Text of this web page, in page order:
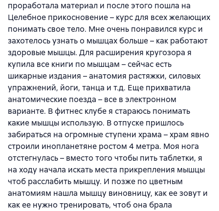
проработала материал и после этого пошла на
Целебное прикосновение – курс для всех желающих
понимать свое тело. Мне очень понравился курс и
захотелось узнать о мышцах больше – как работают
здоровые мышцы. Для расширения кругозора я
купила все книги по мышцам – сейчас есть
шикарные издания – анатомия растяжки, силовых
упражнений, йоги, танца и т.д. Еще прихватила
анатомические поезда – все в электронном
варианте. В фитнес клубе я стараюсь понимать
какие мышцы использую. В отпуске пришлось
забираться на огромные ступени храма – храм явно
строили инопланетяне ростом 4 метра. Моя нога
отстегнулась – вместо того чтобы пить таблетки, я
на ходу начала искать места прикрепления мышцы
чтоб расслабить мышцу. И позже по цветным
анатомиям нашла мышцу виновницу, как ее зовут и
как ее нужно тренировать, чтоб она брала